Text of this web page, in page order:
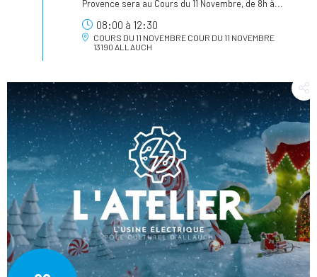
Provence sera au Cours du 11 Novembre, de 8h à...
08:00 à 12:30
COURS DU 11 NOVEMBRE COUR DU 11 NOVEMBRE
13190 ALLAUCH